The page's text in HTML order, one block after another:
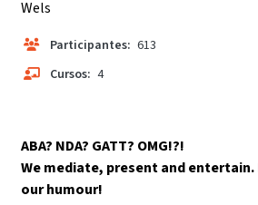
Wels
Participantes: 613
Cursos: 4
ABA? NDA? GATT? OMG!?!
We mediate, present and entertain.
our humour!